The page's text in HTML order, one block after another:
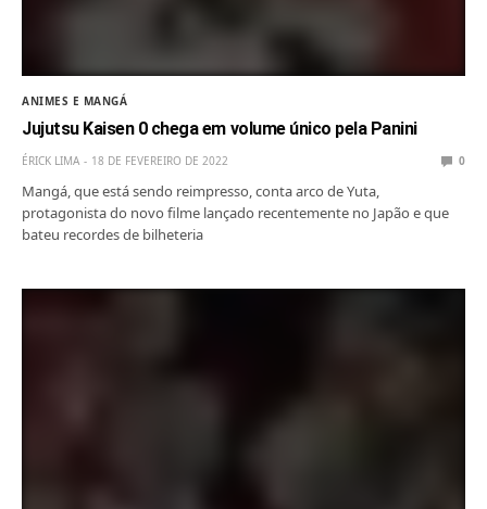
ANIMES E MANGÁ
Jujutsu Kaisen 0 chega em volume único pela Panini
ÉRICK LIMA 18 DE FEVEREIRO DE 2022 0
Mangá, que está sendo reimpresso, conta arco de Yuta,
protagonista do novo filme lançado recentemente no Japão e que
bateu recordes de bilheteria